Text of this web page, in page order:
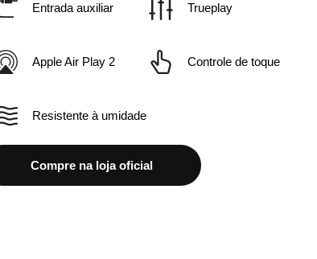
Entrada auxiliar
Apple Air Play 2
Resistente à umidade
Trueplay
Controle de toque
Compre na loja oficial